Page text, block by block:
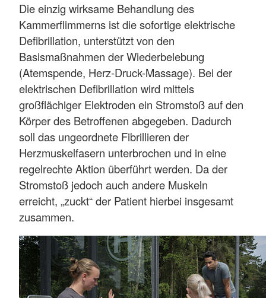
Die einzig wirksame Behandlung des
Kammerflimmerns ist die sofortige elektrische
Defibrillation, unterstützt von den
Basismaßnahmen der Wiederbelebung
(Atemspende, Herz-Druck-Massage). Bei der
elektrischen Defibrillation wird mittels
großflächiger Elektroden ein Stromstoß auf den
Körper des Betroffenen abgegeben. Dadurch
soll das ungeordnete Fibrillieren der
Herzmuskelfasern unterbrochen und in eine
regelrechte Aktion überführt werden. Da der
Stromstoß jedoch auch andere Muskeln
erreicht, „zuckt“ der Patient hierbei insgesamt
zusammen.